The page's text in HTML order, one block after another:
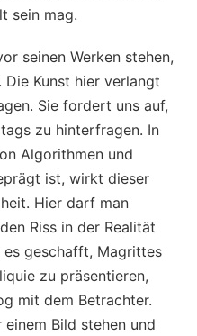
sein mag.
seinen Werken stehen,
Kunst hier verlangt
Sie fordert uns auf,
zu hinterfragen. In
Algorithmen und
ist, wirkt dieser
Hier darf man
Riss in der Realität
es geschafft, Magrittes
zu präsentieren,
mit dem Betrachter.
Bild stehen und